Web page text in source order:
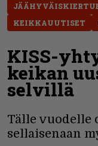
KEIKKAUUTISET
KISS-
keikan
selvillä
Tälle vuodelle
sellaisenaan